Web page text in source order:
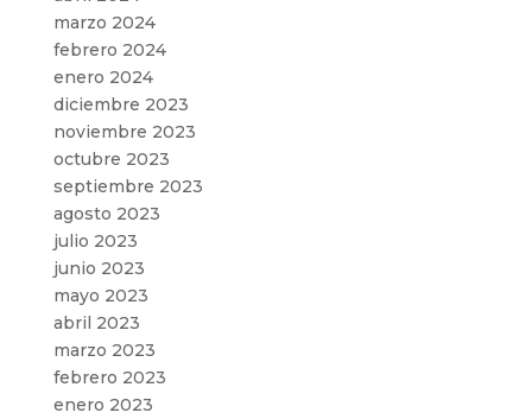
marzo 2024
febrero 2024
enero 2024
diciembre 2023
noviembre 2023
octubre 2023
septiembre 2023
agosto 2023
julio 2023
junio 2023
mayo 2023
abril 2023
marzo 2023
febrero 2023
enero 2023